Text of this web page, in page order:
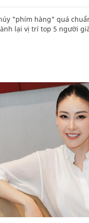
"phím hàng" quá
lại vị trí top 5 người